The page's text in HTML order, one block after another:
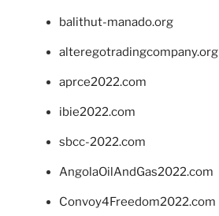
balithut-manado.org
alteregotradingcompany.org
aprce2022.com
ibie2022.com
sbcc-2022.com
AngolaOilAndGas2022.com
Convoy4Freedom2022.com